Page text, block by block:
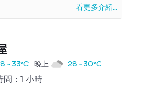
看更多介紹...
~ 33°C 晚上 28 ~ 30°C
間：1 小時